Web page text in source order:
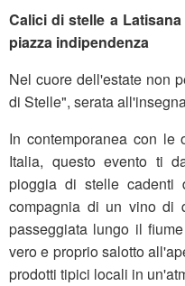
Calici di stelle a
piazza indipendenza
Nel cuore dell'estate non
di Stelle", serata
In contemporanea con
Italia, questo evento ti
pioggia di stelle cadenti
compagnia di un vino di
passeggiata lungo il
vero e proprio salotto
prodotti tipici locali in